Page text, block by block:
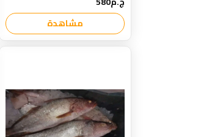
مشاهدة